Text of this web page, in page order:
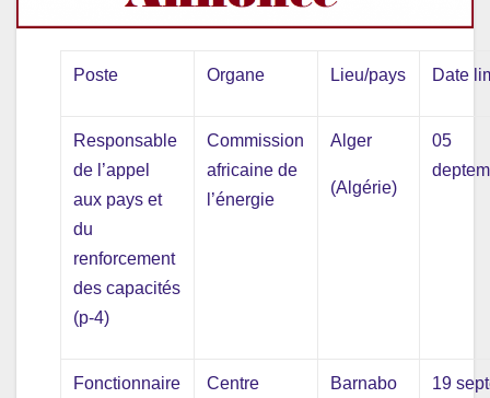
Poste Organe Lieu/pays Date
Responsable
de l’appel
aux pays et
du
renforcement
des capacités
(p-4)
Commission
africaine de
l’énergie
Alger
(Algérie)
05
Fonctionnaire
Centre
Barnabo
19